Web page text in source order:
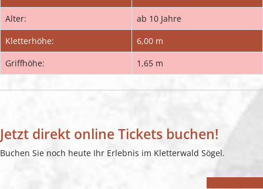
Alter:
ab 10 Jahre
Kletterhöhe:
6,00 m
Griffhöhe:
1,65 m
Jetzt direkt online Tickets buchen!
Buchen Sie noch heute Ihr Erlebnis im Kletterwald Sögel.